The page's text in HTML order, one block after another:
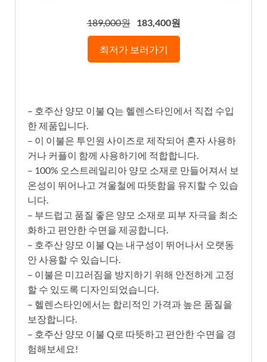
189,000원 183,400원
최저가 보러가기
– 호주산 양모 이불 Q는 헬렌스타인에서 직접 수입
한 제품입니다.
– 이 이불은 투인원 사이즈로 제작되어 혼자 사용하
거나 커플이 함께 사용하기에 적합합니다.
– 100% 오스트레일리아 양모 소재로 만들어져서 보
온성이 뛰어나고 겨울철에 따뜻함을 유지할 수 있습
니다.
– 부드럽고 품질 좋은 양모 소재로 피부 자극을 최소
화하고 편안한 수면을 제공합니다.
– 호주산 양모 이불 Q는 내구성이 뛰어나서 오랫동
안 사용할 수 있습니다.
– 이불은 미끄러짐을 방지하기 위해 안전하게 고정
할 수 있도록 디자인되었습니다.
– 헬렌스타인에서는 합리적인 가격과 높은 품질을
보장합니다.
– 호주산 양모 이불 Q로 따뜻하고 편안한 수면을 경
험해보세요!